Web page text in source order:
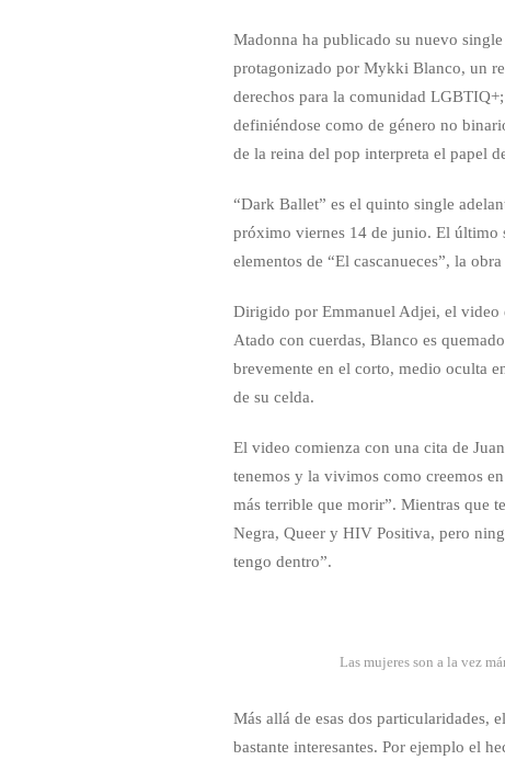
Madonna ha publicado su nuevo
protagonizado por Mykki Blanco, un
derechos para la comunidad
definiéndose como de género no
de la reina del pop interpreta el papel
“Dark Ballet” es el quinto single
próximo viernes 14 de junio. El último
elementos de “El cascanueces”, la
Dirigido por Emmanuel Adjei, el video
Atado con cuerdas, Blanco es
brevemente en el corto, medio oculta
de su celda.
El video comienza con una cita de
tenemos y la vivimos como creemos
más terrible que morir”. Mientras que
Negra, Queer y HIV Positiva, pero
tengo dentro”.
Las mujeres son a la vez
Más allá de esas dos particularidades,
bastante interesantes. Por ejemplo el